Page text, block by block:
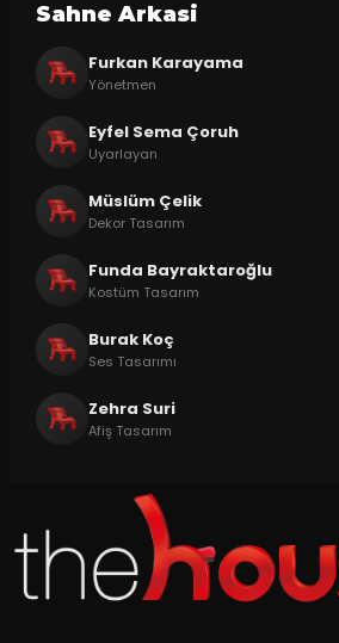
Sahne Arkasi
Furkan Karayama
Yönetmen
Eyfel Sema Çoruh
Uyarlayan
Müslüm Çelik
Dekor Tasarım
Funda Bayraktaroğlu
Kostüm Tasarım
Burak Koç
Ses Tasarımı
Zehra Suri
Afiş Tasarım